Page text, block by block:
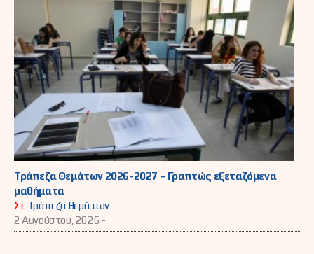
Τράπεζα Θεμάτων 2026-2027 – Γραπτώς εξεταζόμενα
μαθήματα
ΣεΤράπεζα θεμάτων
2 Αυγούστου, 2026 -